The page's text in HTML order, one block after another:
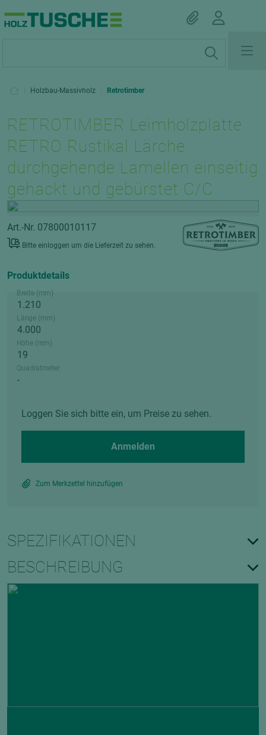
Holzbau-Massivholz Retrotimber
RETROTIMBER Leimholzplatte
RETRO Rustikal Lärche
durchgehende Lamellen einseitig
gehackt und gebürstet C/C
Art.-Nr. 07800010117
Bitte einloggen um die Lieferzeit zu sehen.
Produktdetails
Breite (mm)
Länge (mm)
Höhe (mm)
Quadratmeter
Loggen Sie sich bitte ein, um Preise zu sehen.
Anmelden
Zum Merkzettel hinzufügen
SPEZIFIKATIONEN
BESCHREIBUNG